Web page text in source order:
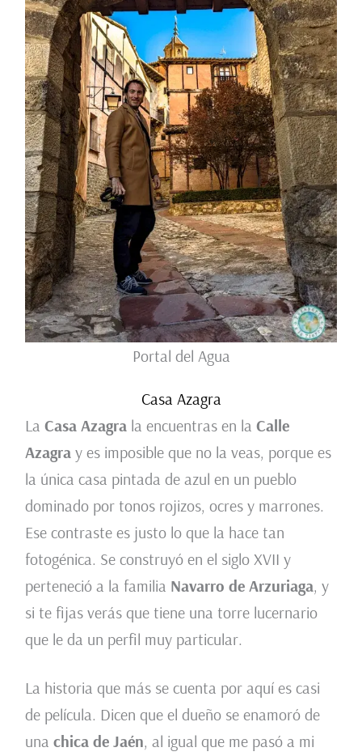
Portal del Agua
Casa Azagra
La Casa Azagrala encuentras en la Calle
Azagray es imposible que no la veas, porque es
la única casa pintada de azul en un pueblo
dominado por tonos rojizos, ocres y marrones.
Ese contraste es justo lo que la hace tan
fotogénica. Se construyó en el siglo XVII y
perteneció a la familia Navarro de Arzuriaga, y
si te fijas verás que tiene una torre lucernario
que le da un perfil muy particular.
La historia que más se cuenta por aquí es casi
de película. Dicen que el dueño se enamoró de
una chica de Jaén, al igual que me pasó a mi